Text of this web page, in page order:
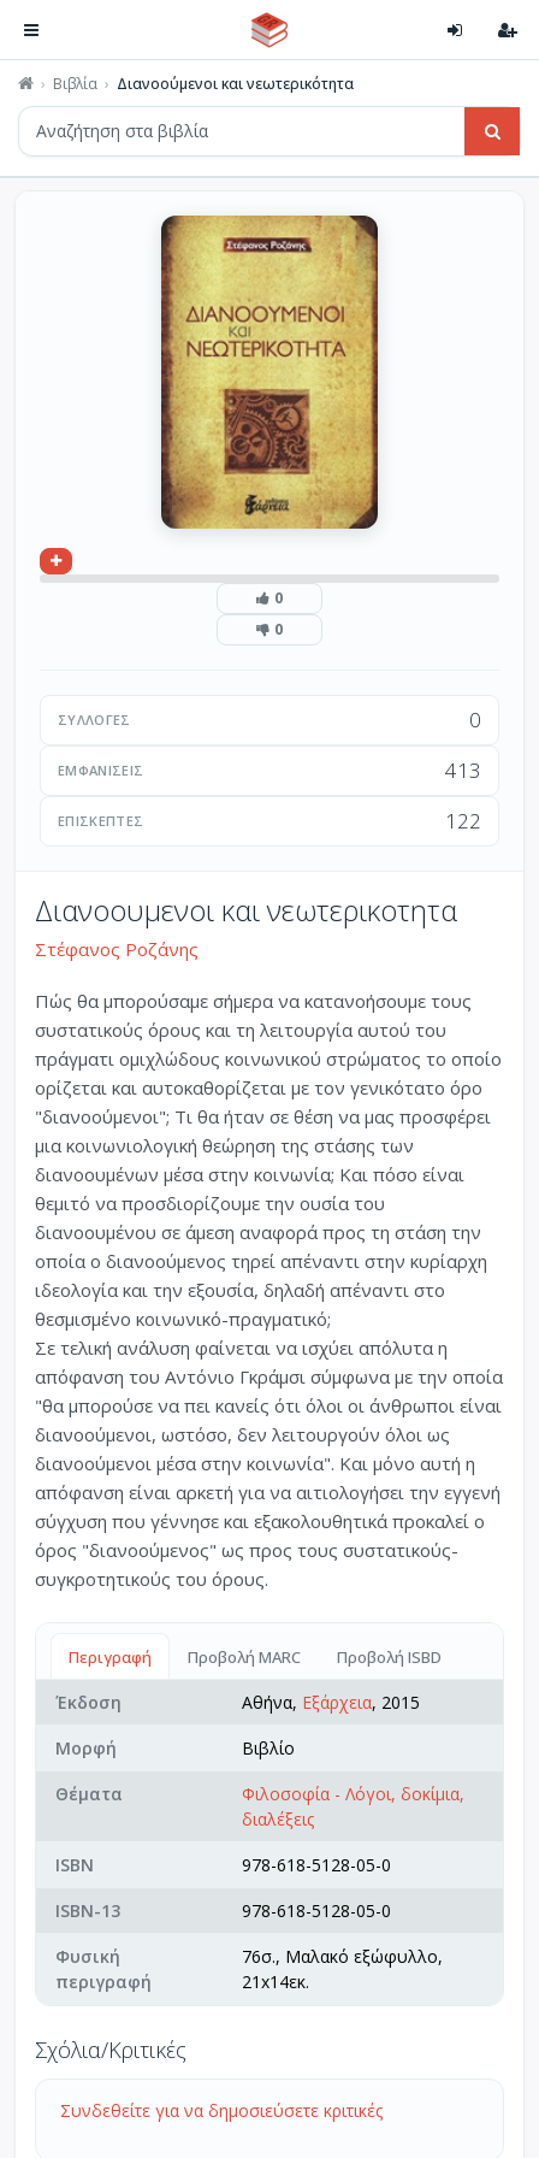
Βιβλία Διανοούμενοι και νεωτερικότητα
0
0
ΣΥΛΛΟΓΈΣ 0
ΕΜΦΑΝΊΣΕΙΣ 413
ΕΠΙΣΚΈΠΤΕΣ 122
Διανοουμενοι και νεωτερικοτητα
Στέφανος Ροζάνης
Πώς θα μπορούσαμε σήμερα να κατανοήσουμε τους
συστατικούς όρους και τη λειτουργία αυτού του
πράγματι ομιχλώδους κοινωνικού στρώματος το οποίο
ορίζεται και αυτοκαθορίζεται με τον γενικότατο όρο
"διανοούμενοι"; Τι θα ήταν σε θέση να μας προσφέρει
μια κοινωνιολογική θεώρηση της στάσης των
διανοουμένων μέσα στην κοινωνία; Και πόσο είναι
θεμιτό να προσδιορίζουμε την ουσία του
διανοουμένου σε άμεση αναφορά προς τη στάση την
οποία ο διανοούμενος τηρεί απέναντι στην κυρίαρχη
ιδεολογία και την εξουσία, δηλαδή απέναντι στο
θεσμισμένο κοινωνικό-πραγματικό;
Σε τελική ανάλυση φαίνεται να ισχύει απόλυτα η
απόφανση του Αντόνιο Γκράμσι σύμφωνα με την οποία
"θα μπορούσε να πει κανείς ότι όλοι οι άνθρωποι είναι
διανοούμενοι, ωστόσο, δεν λειτουργούν όλοι ως
διανοούμενοι μέσα στην κοινωνία". Και μόνο αυτή η
απόφανση είναι αρκετή για να αιτιολογήσει την εγγενή
σύγχυση που γέννησε και εξακολουθητικά προκαλεί ο
όρος "διανοούμενος" ως προς τους συστατικούς-
συγκροτητικούς του όρους.
Περιγραφή Προβολή MARC Προβολή ISBD
Έκδοση Αθήνα, Εξάρχεια, 2015
Μορφή
Βιβλίο
Θέματα
Φιλοσοφία - Λόγοι, δοκίμια,
διαλέξεις
ISBN
978-618-5128-05-0
ISBN-13
978-618-5128-05-0
Φυσική
περιγραφή
76σ., Μαλακό εξώφυλλο,
21x14εκ.
Σχόλια/Κριτικές
Συνδεθείτε για να δημοσιεύσετε κριτικές